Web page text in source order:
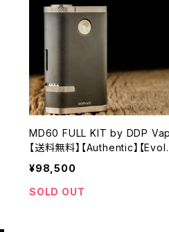
MD60 FULL KIT by DDP
【送料無料】【Authentic】【
DNA60 chipset】【AIO BORO /
510 Mod】【1 x 18500】【VAPE
電子タバコ 本体】
¥98,500
SOLD OUT